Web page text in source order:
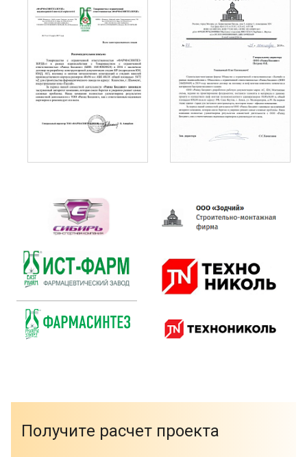
Получитe расчет проекта